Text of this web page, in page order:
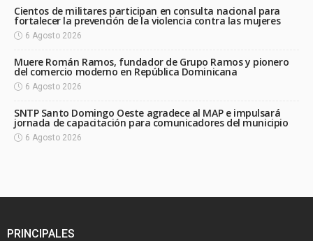
Cientos de militares participan en consulta nacional para
fortalecer la prevención de la violencia contra las mujeres
6 Agosto 2026
Muere Román Ramos, fundador de Grupo Ramos y pionero
del comercio moderno en República Dominicana
6 Agosto 2026
SNTP Santo Domingo Oeste agradece al MAP e impulsará
jornada de capacitación para comunicadores del municipio
6 Agosto 2026
PRINCIPALES